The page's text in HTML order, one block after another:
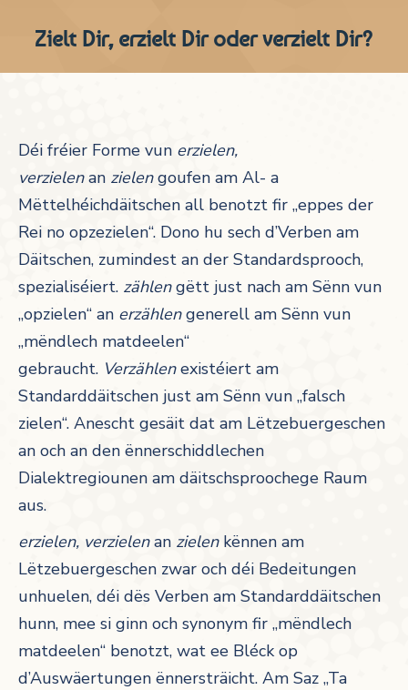
Zielt Dir, erzielt Dir oder verzielt Dir?
Déi fréier Forme vun erzielen,
verzielenan zielengoufen am Al- a
Mëttelhéichdäitschen all benotzt fir „eppes der
Rei no opzezielen“. Dono hu sech d’Verben am
Däitschen, zumindest an der Standardsprooch,
spezialiséiert. zählengëtt just nach am Sënn vun
„opzielen“ an erzählengenerell am Sënn vun
„mëndlech matdeelen“
gebraucht. Verzählenexistéiert am
Standarddäitschen just am Sënn vun „falsch
zielen“. Anescht gesäit dat am Lëtzebuergeschen
an och an den ënnerschiddlechen
Dialektregiounen am däitschsproochege Raum
aus.
erzielen, verzielenan zielen kënnen am
Lëtzebuergeschen zwar och déi Bedeitungen
unhuelen, déi dës Verben am Standarddäitschen
hunn, mee si ginn och synonym fir „mëndlech
matdeelen“ benotzt, wat ee Bléck op
d’Auswäertungen ënnersträicht. Am Saz „Ta